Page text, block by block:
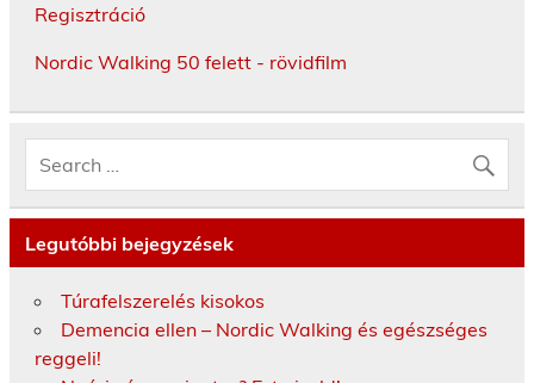
Regisztráció
Nordic Walking 50 felett - rövidfilm
Legutóbbi bejegyzések
Túrafelszerelés kisokos
Demencia ellen – Nordic Walking és egészséges
reggeli!